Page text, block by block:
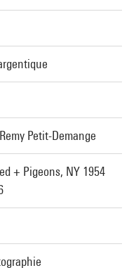
Petit-Demange
+ Pigeons, NY 1954